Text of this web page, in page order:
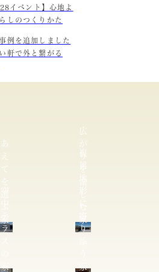
イベント】心地よ
しのつくりかた
例を追加しました
い軒で外と繋がる
あ
え
て
を
選
広
が
り
を
愉
し
空
ラ
家
複
雑
地
形
り
家